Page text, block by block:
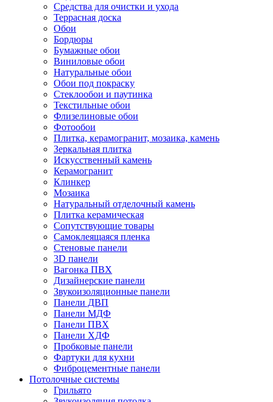
Средства для очистки и ухода
Террасная доска
Обои
Бордюры
Бумажные обои
Виниловые обои
Натуральные обои
Обои под покраску
Стеклообои и паутинка
Текстильные обои
Флизелиновые обои
Фотообои
Плитка, керамогранит, мозаика, камень
Зеркальная плитка
Искусственный камень
Керамогранит
Клинкер
Мозаика
Натуральный отделочный камень
Плитка керамическая
Сопутствующие товары
Самоклеящаяся пленка
Стеновые панели
3D панели
Вагонка ПВХ
Дизайнерские панели
Звукоизоляционные панели
Панели ДВП
Панели МДФ
Панели ПВХ
Панели ХДФ
Пробковые панели
Фартуки для кухни
Фиброцементные панели
Потолочные системы
Грильято